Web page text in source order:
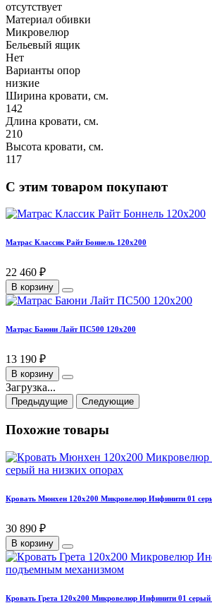
отсутствует
Материал обивки
Микровелюр
Бельевый ящик
Нет
Варианты опор
низкие
Ширина кровати, см.
142
Длина кровати, см.
210
Высота кровати, см.
117
С этим товаром покупают
Матрас Классик Райт Боннель 120х200
22 460 ₽
В корзину
Матрас Баюни Лайт ПС500 120х200
13 190 ₽
В корзину
Загрузка...
Предыдущие Следующие
Похожие товары
Кровать Мюнхен 120х200 Микровелюр Инфинити 01
30 890 ₽
В корзину
Кровать Грета 120х200 Микровелюр Инфинити 01